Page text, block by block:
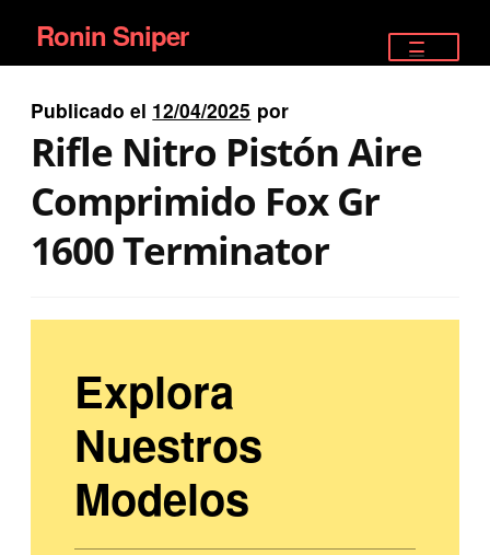
Ir
a
la
navegación
Ir
al
contenido
Ronin Sniper
EQUIPAMIENTO ÉLITE
RIFLES DEPORTIVOS
Publicado el 12/04/2025 por
Rifle Nitro Pistón Aire
Comprimido Fox Gr
1600 Terminator
Explora
Nuestros
Modelos